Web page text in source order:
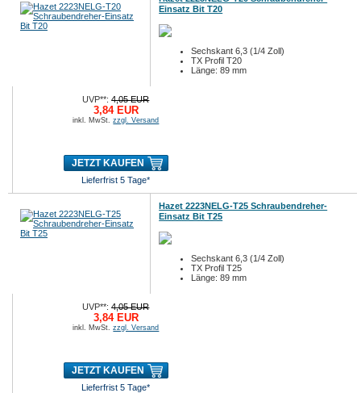
Einsatz Bit T20
Sechskant 6,3 (1/4 Zoll)
TX Profil T20
Länge: 89 mm
UVP**:4,05 EUR
3,84 EUR
inkl. MwSt.zzgl. Versand
JETZT KAUFEN
Lieferfrist 5 Tage*
Hazet 2223NELG-T25 Schraubendreher-
Einsatz Bit T25
Sechskant 6,3 (1/4 Zoll)
TX Profil T25
Länge: 89 mm
UVP**:4,05 EUR
3,84 EUR
inkl. MwSt.zzgl. Versand
JETZT KAUFEN
Lieferfrist 5 Tage*